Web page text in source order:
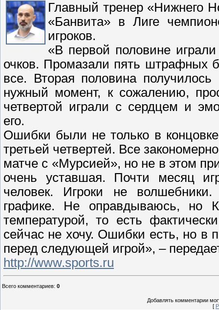
Главный тренер «Нижнего
«Банвита» в Лиге
игроков.
«В первой половине
очков. Промазали пять штрафных
все. Вторая половина
нужный момент, к сожалению,
четвертой играли с сердцем и
его.
Ошибки были не только в
третьей четвертей. Все
матче с «Мурсией», но не в этом
очень уставшая. Почти месяц
человек. Игроки не
графике. Не оправдываюсь, но
температурой, то есть
сейчас не хочу. Ошибки есть, но в
перед следующей игрой», –
http://www.sports.ru
Всего комментариев: 0
Добавлять комментарии
[